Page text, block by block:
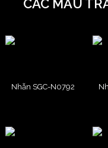
CÁC MẪU
Nhẫn SGC-N0792